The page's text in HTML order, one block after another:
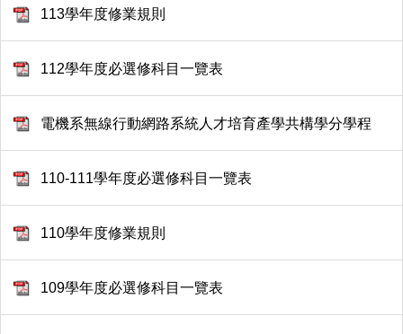
113學年度修業規則
112學年度必選修科目一覽表
電機系無線行動網路系統人才培育產學共構學分學程
110-111學年度必選修科目一覽表
110學年度修業規則
109學年度必選修科目一覽表